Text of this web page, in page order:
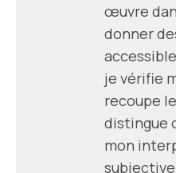
œuvre
donner
je vérifie
recoupe
distingue
mon